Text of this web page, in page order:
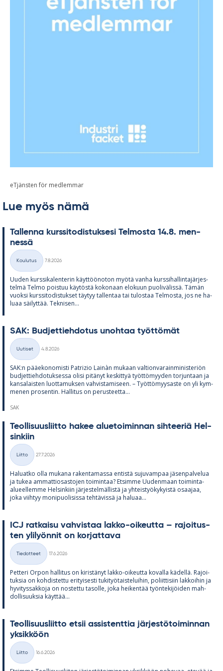
eTjänsten för medlemmar
Lue myös nämä
Tal­lenna kurs­si­to­dis­tuk­sesi Tel­mosta 14.8. men­
nessä
Kategoriat
Koulutus
7.8.2026
Uu­den kurs­si­ka­len­te­rin käyt­töö­no­ton myötä vanha kurs­si­hal­lin­ta­jär­jes­
telmä Telmo pois­tuu käy­töstä ko­ko­naan elo­kuun puo­li­vä­lissä. Tä­män
vuoksi kurs­si­to­dis­tuk­set täy­tyy tal­len­taa tai tu­los­taa Tel­mosta, jos ne ha­
luaa säi­lyt­tää. Tek­ni­sen...
SAK: Bud­jet­tieh­do­tus unoh­taa työt­tö­mät
Kategoriat
Uutiset
4.8.2026
SAK:n pää­e­ko­no­misti Pat­rizio Lainàn mu­kaan val­tion­va­rain­mi­nis­te­riön
bud­jet­tieh­do­tuk­sessa olisi pi­tä­nyt kes­kit­tyä työt­tö­myy­den tor­jun­taan ja
kan­sa­lais­ten luot­ta­muk­sen vah­vis­ta­mi­seen. – Työt­tö­myy­saste on yli kym­
me­nen pro­sen­tin. Hal­li­tus on pe­rus­teetta...
SAK
Teol­li­suus­liitto ha­kee alue­toi­min­nan sih­tee­riä Hel­
sin­kiin
Kategoriat
Liitto
27.7.2026
Ha­luatko olla mu­kana ra­ken­ta­massa en­tistä su­ju­vam­paa jä­sen­pal­ve­lua
ja tu­kea am­mat­tio­sas­to­jen toi­min­taa? Et­simme Uu­den­maan toi­minta-
alu­eel­lemme Hel­sin­kiin jär­jes­tel­mäl­listä ja yh­teis­työ­ky­kyistä osaa­jaa,
joka viih­tyy mo­ni­puo­li­sissa teh­tä­vissä ja ha­luaa...
ICJ rat­kaisu vah­vis­taa lakko-oi­keutta – ra­joi­tus­
ten yli­lyön­nit on kor­jat­tava
Kategoriat
Tiedotteet
17.6.2026
Pet­teri Or­pon hal­li­tus on ki­ris­tä­nyt lakko-oi­keutta ko­valla kä­dellä. Ra­joi­
tuk­sia on koh­dis­tettu eri­tyi­sesti tu­ki­työ­tais­te­lui­hin, po­liit­ti­siin lak­koi­hin ja
hy­vi­tys­sak­koja on nos­tettu ta­solle, joka hei­ken­tää työn­te­ki­jöi­den mah­
dol­li­suuk­sia käyt­tää...
Teol­li­suus­liitto et­sii as­sis­tent­tia jär­jes­tö­toi­min­nan
yk­sik­köön
Kategoriat
Liitto
16.6.2026